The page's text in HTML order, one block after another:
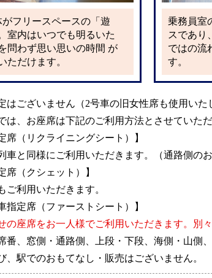
がフリースペースの「遊
室内はいつでも明るいた
問わず思い思いの時間 が
ただけます。
乗務員室
スであり
ではの流
す。
はございません（2号車の旧女性席も使用いた
は、お座席は下記のご利用方法とさせていただ
席（リクライニングシート）】
車と同様にご利用いただきます。（通路側の
席（クシェット）】
ご利用いただきます。
指定席（ファーストシート）】
の座席をお一人様でご利用いただきます。別
番、窓側・通路側、上段・下段、海側・山側
、駅でのおもてなし・販売はございません。